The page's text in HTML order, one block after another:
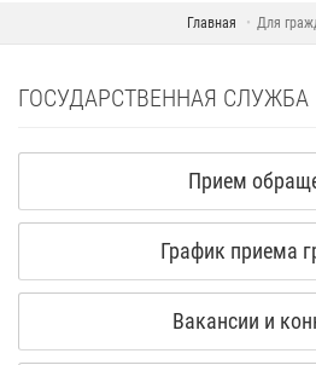
Главная Для
ГОСУДАРСТВЕННАЯ СЛУЖБА
Прием
График приема
Вакансии и